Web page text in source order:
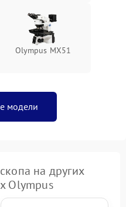
Olympus MX51
модели
на других
Olympus